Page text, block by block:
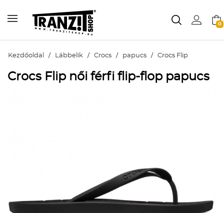
0
Kezdőoldal / Lábbelik / Crocs / papucs / Crocs Flip
Crocs Flip női férfi flip-flop papucs